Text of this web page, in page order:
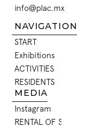
info@plac.mx
INFO@PLAC.MX
NAVIGATION
START
START
Exhibitions
EXHIBITIONS
ACTIVITIES
ACTIVITIES
RESIDENTS
RESIDENTS
MEDIA
Instagram
INSTAGRAM
RENTAL OF SPACES